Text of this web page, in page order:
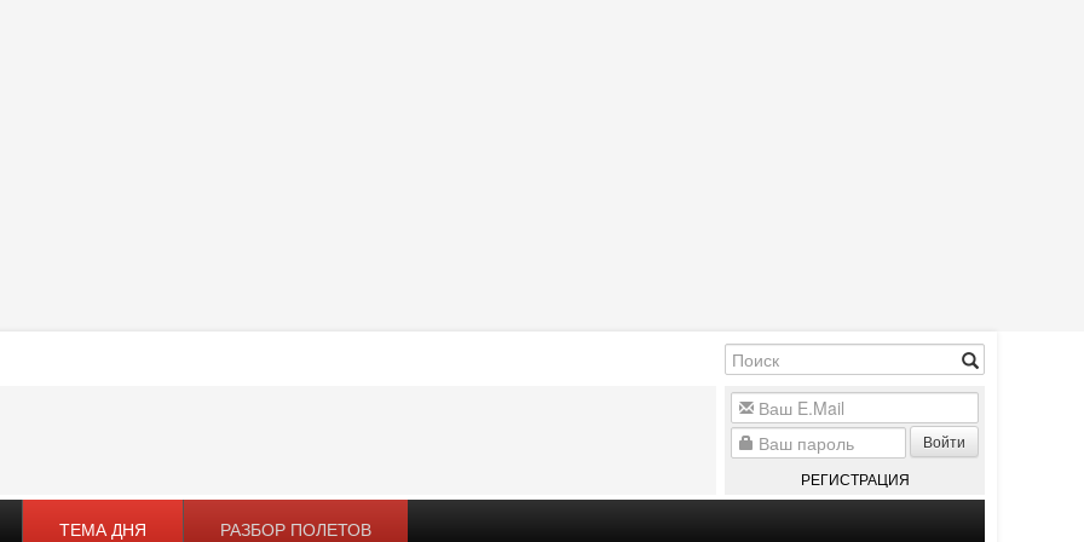
Войти
РЕГИСТРАЦИЯ
ТЕМА ДНЯ РАЗБОР ПОЛЕТОВ